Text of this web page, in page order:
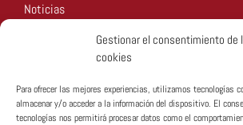
Gestionar el consentimiento de
cookies
Para ofrecer las mejores experiencias, utilizamos tecnologías
almacenar y/o acceder a la información del dispositivo. El
tecnologías nos permitirá procesar datos como el
Noticias